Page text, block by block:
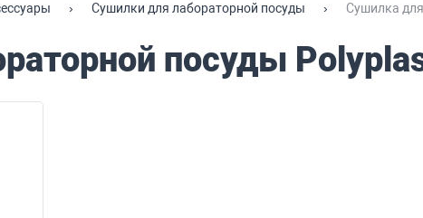
Сушилки для лабораторной посуды Сушилка
посуды